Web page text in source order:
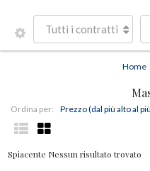
Tutti i contratti
Home
Ordina per: Prezzo (dal più alto al
Spiacente Nessun risultato trovato